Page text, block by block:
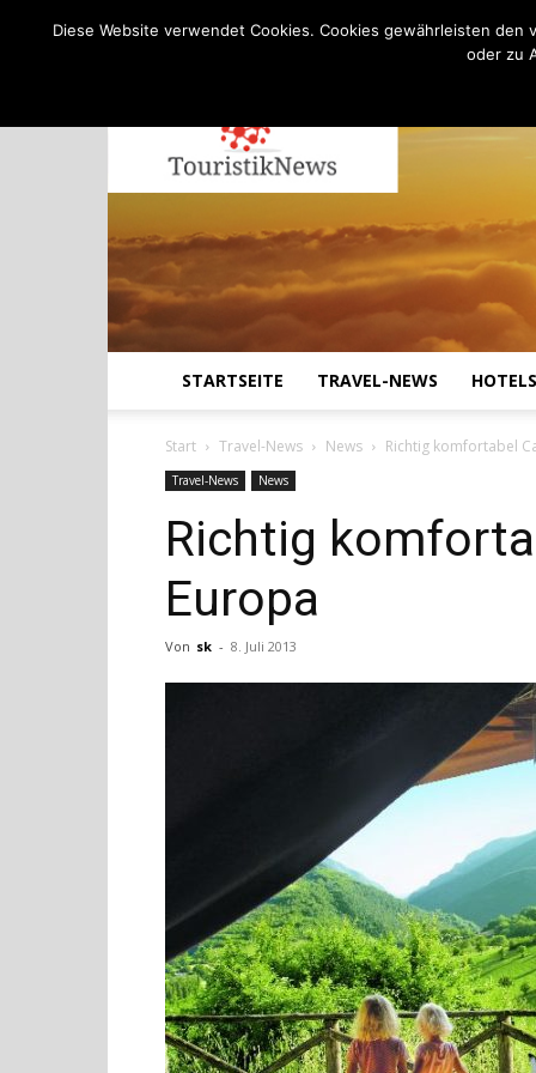
STARTSEITE TRAVEL-NEWS HOTELS
Start Travel-News News Richtig komfortabel
Travel-News News
Richtig
Europa
Von sk - 8. Juli 2013
Diese Website verwendet Cookies. Cookies gewährleisten
oder zu